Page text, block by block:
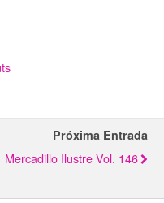
Próxima Entrada
Mercadillo Ilustre Vol. 146